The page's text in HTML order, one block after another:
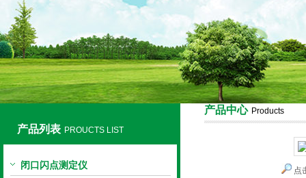
上海旺徐电气有限公司
产品列表 PROUCTS LIST
闭口闪点测定仪
产品中心 Products
点